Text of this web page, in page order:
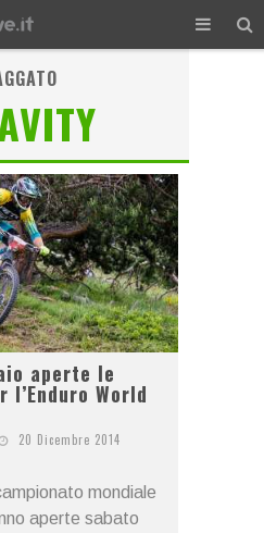
aperte le
World
20 Dicembre 2014
mondiale
aperte sabato